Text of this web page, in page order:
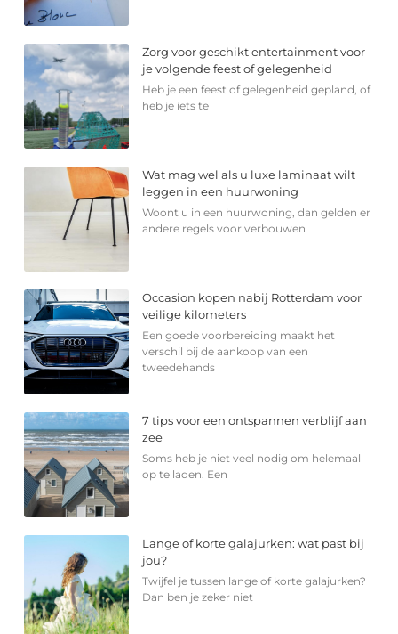
Zorg voor geschikt entertainment voor
je volgende feest of gelegenheid
Heb je een feest of gelegenheid gepland, of
heb je iets te
Wat mag wel als u luxe laminaat wilt
leggen in een huurwoning
Woont u in een huurwoning, dan gelden er
andere regels voor verbouwen
Occasion kopen nabij Rotterdam voor
veilige kilometers
Een goede voorbereiding maakt het
verschil bij de aankoop van een
tweedehands
7 tips voor een ontspannen verblijf aan
zee
Soms heb je niet veel nodig om helemaal
op te laden. Een
Lange of korte galajurken: wat past bij
jou?
Twijfel je tussen lange of korte galajurken?
Dan ben je zeker niet